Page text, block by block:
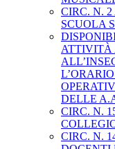
CIRC. N.
SCUOLA
ATTIVITÀ
DELLE
CIRC. N.
CIRC. N.